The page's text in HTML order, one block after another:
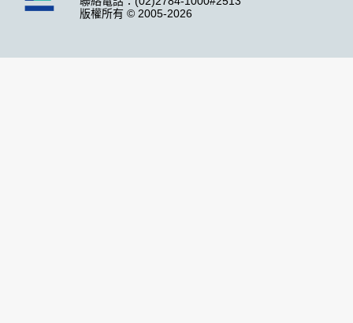
版權所有 © 2005-2026